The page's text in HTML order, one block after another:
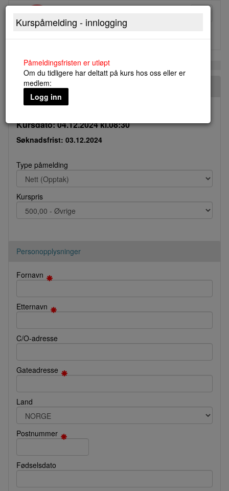
KI, tek, miljø og fremtidens design
Kursdato: 04.12.2024 kl.08:30
Søknadsfrist: 03.12.2024
Type påmelding
Kurspris
Personopplysninger
Fornavn
Etternavn
C/O-adresse
Gateadresse
Land
Postnummer
Fødselsdato
Kurspåmelding - innlogging
Påmeldingsfristen er utløpt
Om du tidligere har deltatt på kurs hos oss eller er
medlem:
Logg inn